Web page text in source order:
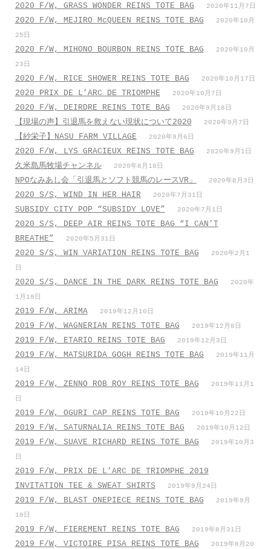
2020 F/W, GRASS WONDER REINS TOTE BAG 2020年11月7日
2020 F/W, MEJIRO McQUEEN REINS TOTE BAG
2020年10月
25日
2020 F/W, MIHONO BOURBON REINS TOTE BAG
2020年10月
23日
2020 F/W, RICE SHOWER REINS TOTE BAG 2020年10月17日
2020 PRIX DE L’ARC DE TRIOMPHE 2020年10月7日
2020 F/W, DEIRDRE REINS TOTE BAG 2020年9月18日
【現場の声】引退馬を救えない現状について2020 2020年9月7日
【紗栄子】NASU FARM VILLAGE 2020年9月6日
2020 F/W, LYS GRACIEUX REINS TOTE BAG 2020年9月1日
久米島馬牧場チャンネル 2020年8月18日
NPOなみあし会「引退馬とソフト競馬のレースVR」 2020年8月3日
2020 S/S, WIND IN HER HAIR 2020年7月31日
SUBSIDY CITY POP “SUBSIDY LOVE” 2020年7月1日
2020 S/S, DEEP AIR REINS TOTE BAG “I CAN’T
BREATHE”
2020年5月31日
2020 S/S, WIN VARIATION REINS TOTE BAG
2020年2月1
日
2020 S/S, DANCE IN THE DARK REINS TOTE BAG
2020年
1月18日
2019 F/W, ARIMA 2019年12月10日
2019 F/W, WAGNERIAN REINS TOTE BAG 2019年12月8日
2019 F/W, ETARIO REINS TOTE BAG 2019年12月3日
2019 F/W, MATSURIDA GOGH REINS TOTE BAG
2019年11月
14日
2019 F/W, ZENNO ROB ROY REINS TOTE BAG
2019年11月1
日
2019 F/W, OGURI CAP REINS TOTE BAG 2019年10月22日
2019 F/W, SATURNALIA REINS TOTE BAG 2019年10月12日
2019 F/W, SUAVE RICHARD REINS TOTE BAG
2019年10月3
日
2019 F/W, PRIX DE L’ARC DE TRIOMPHE 2019
INVITATION TEE & SWEAT SHIRTS
2019年9月24日
2019 F/W, BLAST ONEPIECE REINS TOTE BAG
2019年9月
18日
2019 F/W, FIEREMENT REINS TOTE BAG 2019年8月31日
2019 F/W, VICTOIRE PISA REINS TOTE BAG
2019年8月20